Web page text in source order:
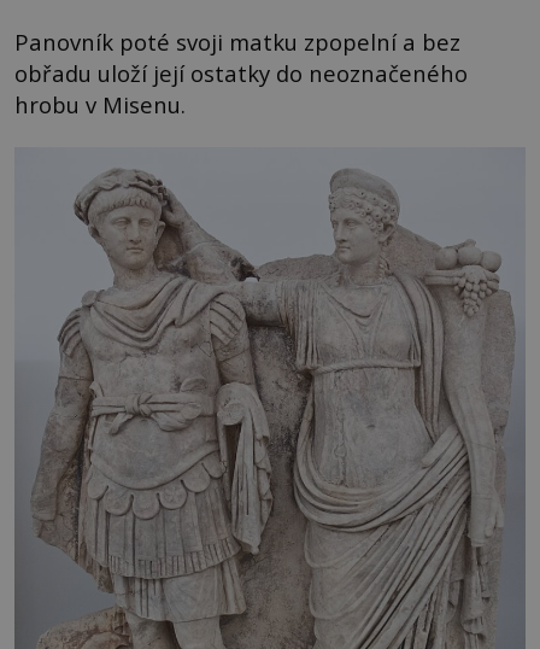
Panovník poté svoji matku zpopelní a bez
obřadu uloží její ostatky do neoznačeného
hrobu v Misenu.